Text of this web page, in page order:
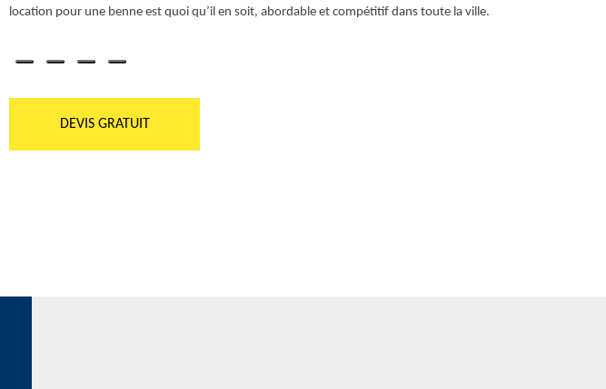
location pour une benne est quoi qu’il en soit, abordable et compétitif dans toute la ville.
DEVIS GRATUIT